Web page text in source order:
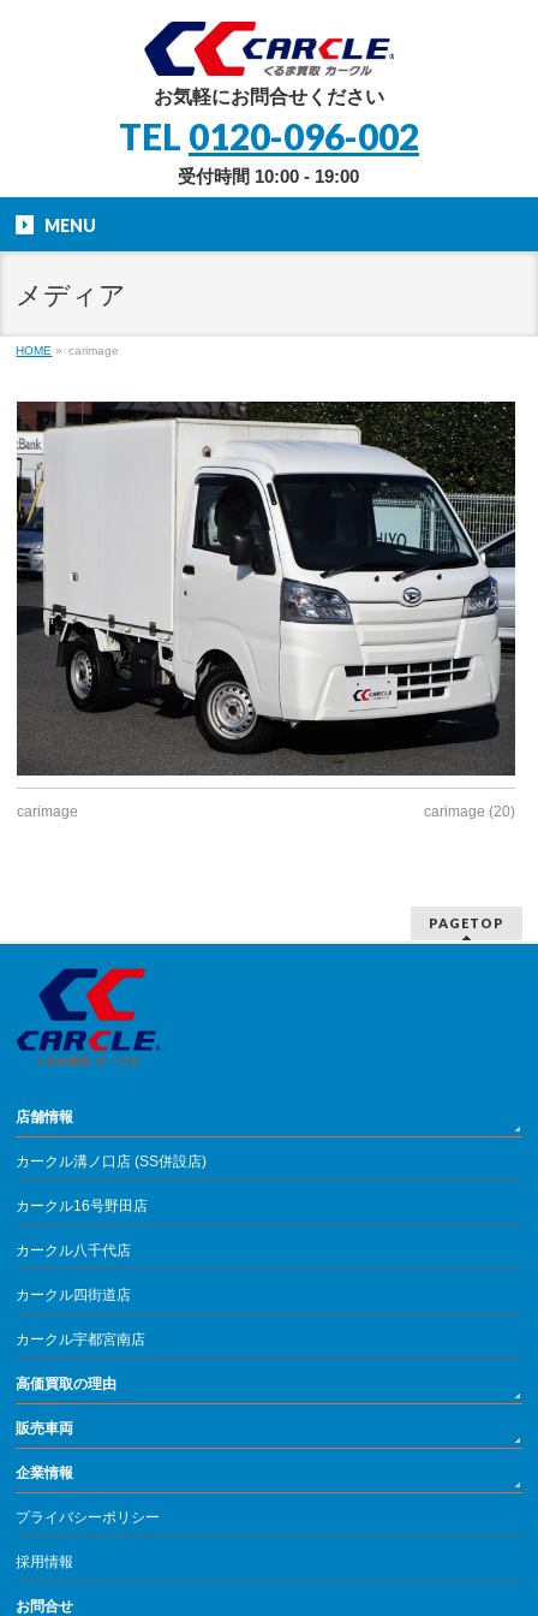
お気軽にお問合せください
TEL 0120-096-002
受付時間 10:00 - 19:00
MENU
メディア
HOME » carimage
carimage carimage (20)
PAGETOP
店舗情報
カークル溝ノ口店 (SS併設店)
カークル16号野田店
カークル八千代店
カークル四街道店
カークル宇都宮南店
高価買取の理由
販売車両
企業情報
プライバシーポリシー
採用情報
お問合せ